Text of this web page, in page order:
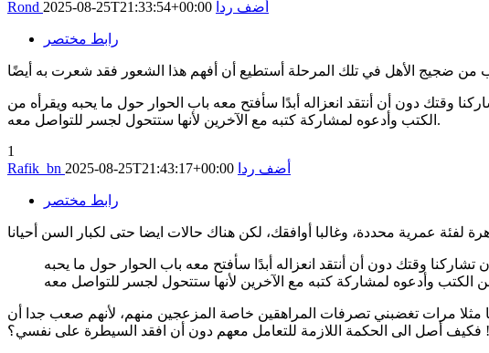
Rond 2025-08-25T21:33:54+00:00 أضف ردا
رابط مختصر
من ضجيج الأهل في تلك المرحلة أستطيع أن أفهم هذا الشعور فقد شعرت به أيضًا
دون أن أنتقد انعزاله أبدًا سأفتح معه باب الحوار حول ما يحبه ويقرأه من
الكتب وأدعوه لمشاركة كتبه مع الآخرين لأنها ستتحول لجسر للتواصل معه.
1
Rafik_bn 2025-08-25T21:43:17+00:00 أضف ردا
رابط مختصر
وقتك دون أن أنتقد انعزاله أبدًا سأفتح معه باب الحوار حول ما يحبه
مثلا مرات تغضبني تصرفات المراهقين خاصة المزعجين منهم، لأنهم صعب جدا أن
فكيف أصل الى الحكمة اللازمة للتعامل معهم دون أن افقد السيطرة على نفسي؟